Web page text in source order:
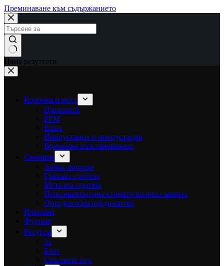
Преминаване към съдържанието
Няма резултати
Коронка и мост
Цирконий
PFM
Emax
Инкрустация и инкрустация
Временно възстановяване
Сменяем
Зъбни протези
Гъвкава протеза
Метална протеза
Персонализирана стоматологична защита
Ортодонтски предпазител
Имплант
Фурнир
Ресурси
За
Блог
Свържете се с